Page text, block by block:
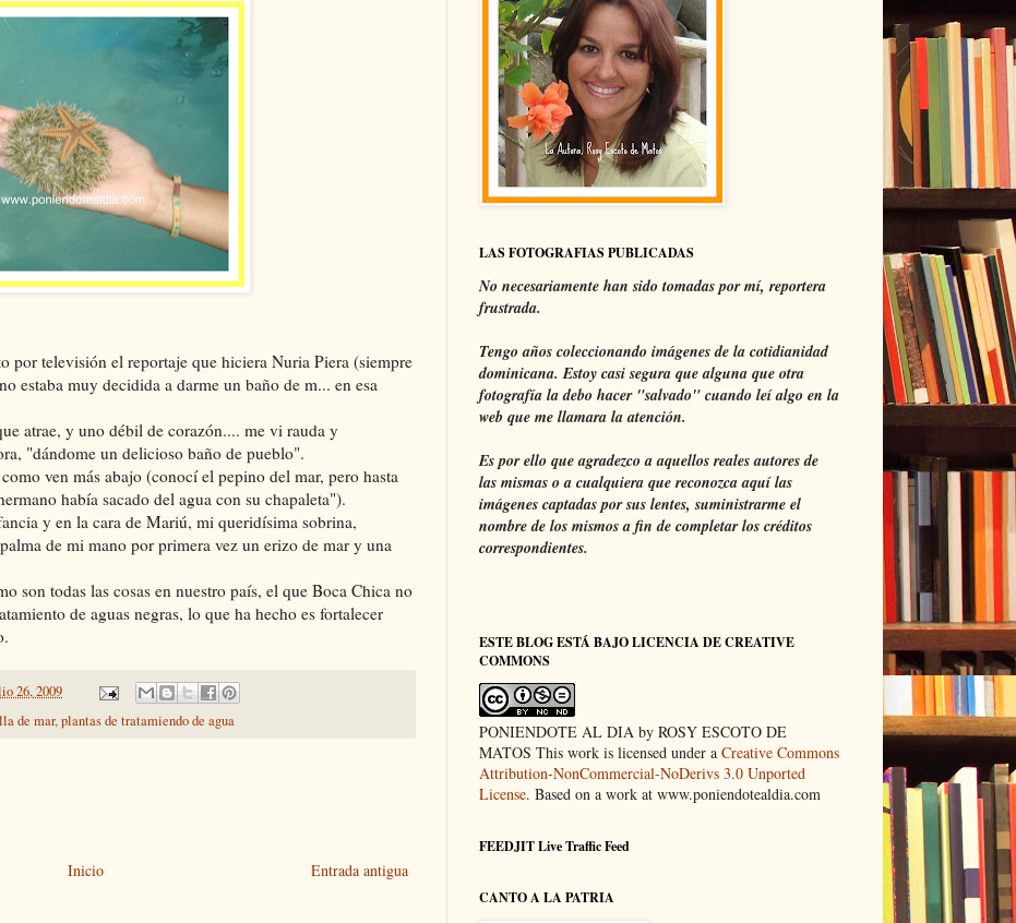
por televisión el reportaje que hiciera Nuria Piera (siempre
estaba muy decidida a darme un baño de m... en esa
atrae, y uno débil de corazón.... me vi rauda y
"dándome un delicioso baño de pueblo".
ven más abajo (conocí el pepino del mar, pero hasta
había sacado del agua con su chapaleta").
y en la cara de Mariú, mi queridísima sobrina,
de mi mano por primera vez un erizo de mar y una
son todas las cosas en nuestro país, el que Boca Chica no
de aguas negras, lo que ha hecho es fortalecer
26, 2009
de mar,plantas de tratamiendo de agua
Entrada antigua
Inicio
LAS FOTOGRAFIAS PUBLICADAS
No necesariamente han sido tomadas por mí, reportera
frustrada.
Tengo años coleccionando imágenes de la cotidianidad
dominicana. Estoy casi segura que alguna que otra
fotografía la debo hacer "salvado" cuando leí algo en la
web que me llamara la atención.
Es por ello que agradezco a aquellos reales autores de
las mismas o a cualquiera que reconozca aquí las
imágenes captadas por sus lentes, suministrarme el
nombre de los mismos a fin de completar los créditos
correspondientes.
ESTE BLOG ESTÁ BAJO LICENCIA DE CREATIVE
COMMONS
PONIENDOTE AL DIA by ROSY ESCOTO DE
MATOS This work is licensed under a Creative Commons
Attribution-NonCommercial-NoDerivs 3.0 Unported
License. Based on a work at www.poniendotealdia.com
FEEDJIT Live Traffic Feed
CANTO A LA PATRIA